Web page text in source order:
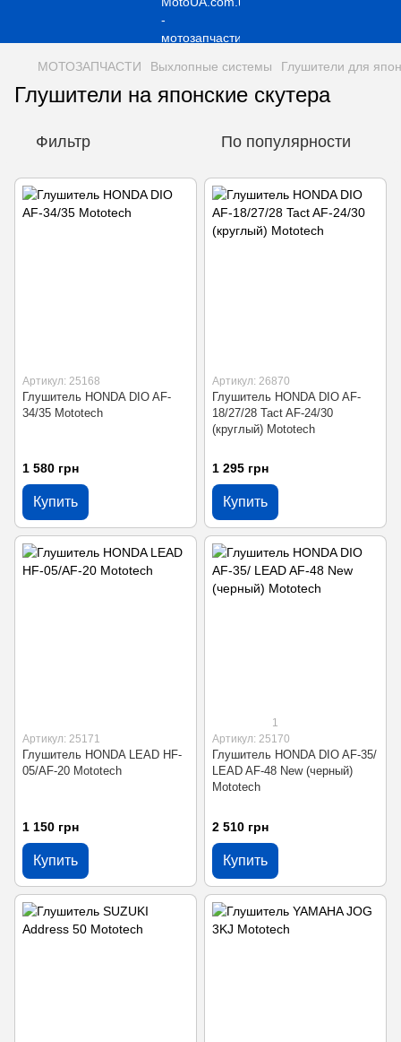
МОТОЗАПЧАСТИ Выхлопные системы Глушители для
Глушители на японские скутера
Фильтр По популярности
Артикул: 25168
Глушитель HONDA DIO AF-
34/35 Mototech
1 580 грн
Купить
Артикул: 26870
Глушитель HONDA DIO AF-
18/27/28 Tact AF-24/30
(круглый) Mototech
1 295 грн
Купить
Артикул: 25171
Глушитель HONDA LEAD HF-
05/AF-20 Mototech
1 150 грн
Купить
1
Артикул: 25170
Глушитель HONDA DIO AF-35/
LEAD AF-48 New (черный)
Mototech
2 510 грн
Купить